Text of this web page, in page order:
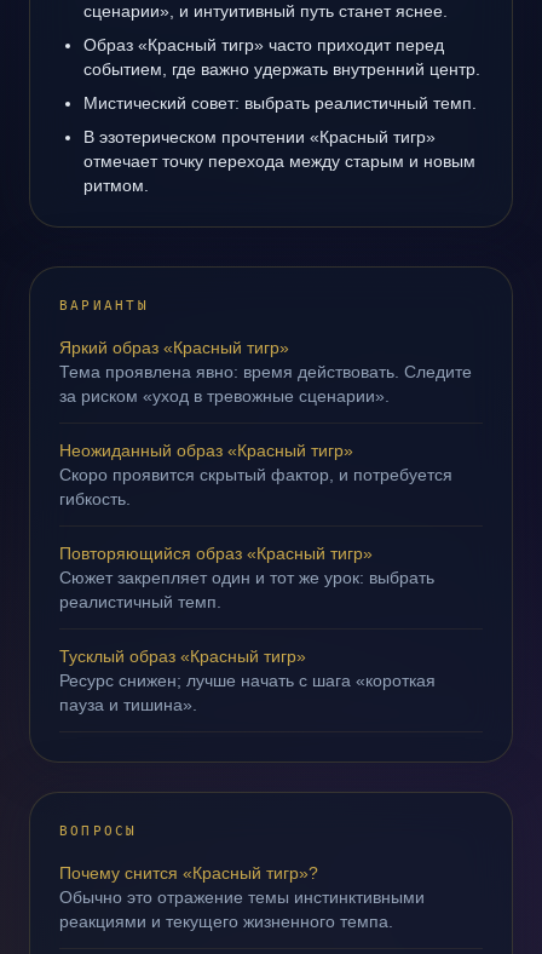
сценарии», и интуитивный путь станет яснее.
Образ «Красный тигр» часто приходит перед
событием, где важно удержать внутренний центр.
Мистический совет: выбрать реалистичный темп.
В эзотерическом прочтении «Красный тигр»
отмечает точку перехода между старым и новым
ритмом.
ВАРИАНТЫ
Яркий образ «Красный тигр»
Тема проявлена явно: время действовать. Следите
за риском «уход в тревожные сценарии».
Неожиданный образ «Красный тигр»
Скоро проявится скрытый фактор, и потребуется
гибкость.
Повторяющийся образ «Красный тигр»
Сюжет закрепляет один и тот же урок: выбрать
реалистичный темп.
Тусклый образ «Красный тигр»
Ресурс снижен; лучше начать с шага «короткая
пауза и тишина».
ВОПРОСЫ
Почему снится «Красный тигр»?
Обычно это отражение темы инстинктивными
реакциями и текущего жизненного темпа.